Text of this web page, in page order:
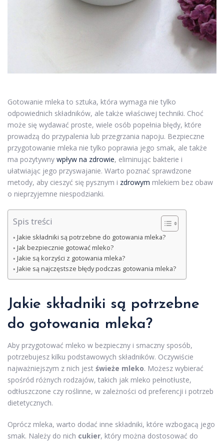
Gotowanie mleka to sztuka, która wymaga nie tylko
odpowiednich składników, ale także właściwej techniki. Choć
może się wydawać proste, wiele osób popełnia błędy, które
prowadzą do przypalenia lub przegrzania napoju. Bezpieczne
przygotowanie mleka nie tylko poprawia jego smak, ale także
ma pozytywny wpływ na zdrowie, eliminując bakterie i
ułatwiając jego przyswajanie. Warto poznać sprawdzone
metody, aby cieszyć się pysznym i zdrowym mlekiem bez obaw
o nieprzyjemne niespodzianki.
Spis treści
Jakie składniki są potrzebne do gotowania mleka?
Jak bezpiecznie gotować mleko?
Jakie są korzyści z gotowania mleka?
Jakie są najczęstsze błędy podczas gotowania mleka?
Jakie składniki są potrzebne
do gotowania mleka?
Aby przygotować mleko w bezpieczny i smaczny sposób,
potrzebujesz kilku podstawowych składników. Oczywiście
najważniejszym z nich jest świeże mleko. Możesz wybierać
spośród różnych rodzajów, takich jak mleko pełnotłuste,
odtłuszczone czy roślinne, w zależności od preferencji i potrzeb
dietetycznych.
Oprócz mleka, warto dodać inne składniki, które wzbogacą jego
smak. Należy do nich cukier, który można dostosować do